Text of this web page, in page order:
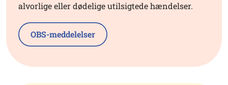
alvorlige eller dødelige utilsigtede hændelser.
OBS-meddelelser